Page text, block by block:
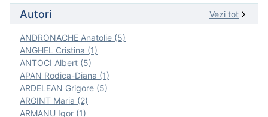
Autori Vezi tot
ANDRONACHE Anatolie (5)
ANGHEL Cristina (1)
ANTOCI Albert (5)
APAN Rodica-Diana (1)
ARDELEAN Grigore (5)
ARGINT Maria (2)
ARMANU Igor (1)